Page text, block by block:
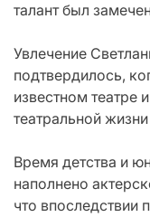
талант был
Увлечение
подтвердилось,
известном театре
театральной
Время детства и
наполнено
что впоследствии